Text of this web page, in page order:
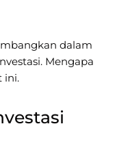
dalam
Mengapa
ini.